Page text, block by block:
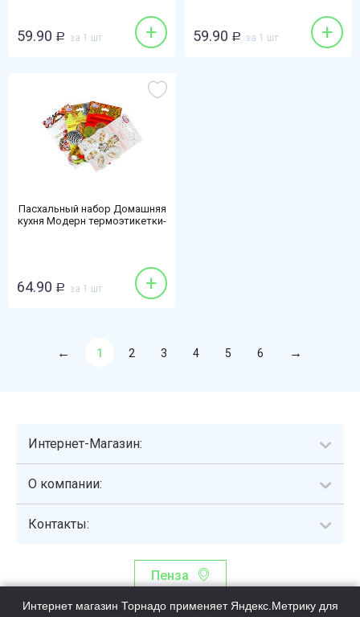
59.90 Р за 1 шт + 59.90 Р за 1 шт +
Пасхальный набор Домашняя
кухня Модерн термоэтикетки-
64.90 Р за 1 шт +
1 2 3 4 5 6
Интернет-Магазин:
О компании:
Контакты:
Пенза
Торнадо - интернет-гипермаркет, осуществляющий сборку,
Интернет магазин Торнадо применяет Яндекс.Метрику для